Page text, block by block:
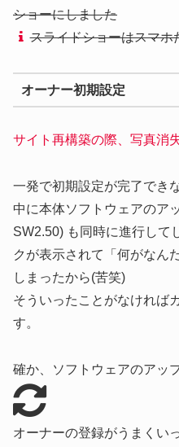
ショーにしました
スライドショーはスマホ
オーナー初期設定
サイト再構築の際、写真消
一発で初期設定が完了でき
中に本体ソフトウェアのア
SW2.50) も同時に進行して
クが表示されて「何がなん
しまったから(苦笑)
そういったことがなければ
す。
確か、ソフトウェアのアッ
オーナーの登録がうまくい